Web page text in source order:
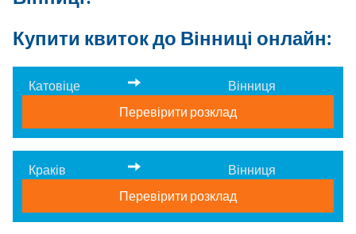
Купити квиток до Вінниці онлайн:
Катовіце
Вінниця
Перевірити розклад
Краків
Вінниця
Перевірити розклад